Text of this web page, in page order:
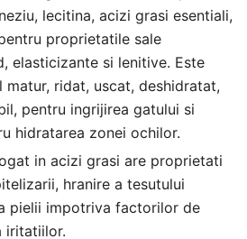
lecitina, acizi grasi esentiali,
proprietatile sale
elasticizante si lenitive. Este
matur, ridat, uscat, deshidratat,
pentru ingrijirea gatului si
hidratarea zonei ochilor.
in acizi grasi are proprietati
hranire a tesutului
pielii impotriva factorilor de
iritatiilor.